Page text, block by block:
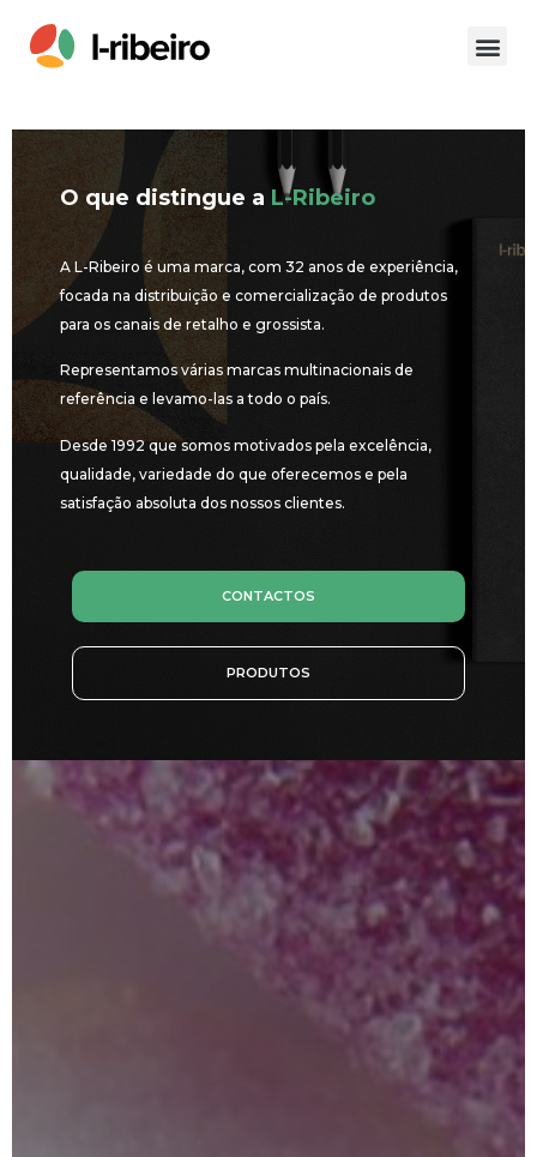
O que distingue a L-Ribeiro
A L-Ribeiro é uma marca, com 32 anos de experiência,
focada na distribuição e comercialização de produtos
para os canais de retalho e grossista.
Representamos várias marcas multinacionais de
referência e levamo-las a todo o país.
Desde 1992 que somos motivados pela excelência,
qualidade, variedade do que oferecemos e pela
satisfação absoluta dos nossos clientes.
CONTACTOS
PRODUTOS